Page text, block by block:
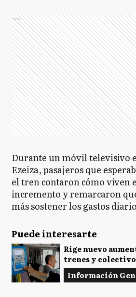
Ads
Durante un móvil televisivo
Ezeiza, pasajeros que
el tren contaron cómo viven
incremento y remarcaron
más sostener los gastos
Puede interesarte
Rige nuevo
trenes y
Información